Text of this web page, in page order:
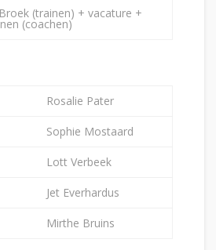
(trainen) + vacature +
(coachen)
Rosalie Pater
Sophie Mostaard
Lott Verbeek
Jet Everhardus
Mirthe Bruins